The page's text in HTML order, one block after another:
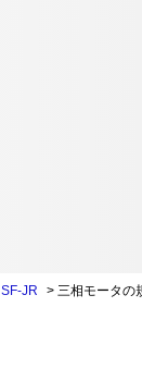
SF-JR > 三相モータの